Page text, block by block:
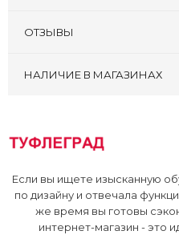
ОТЗЫВЫ
Оставьте первый
НАЛИЧИЕ В МАГАЗИНАХ
Если вы ищете изысканную
по дизайну и отвечала
же время вы готовы
интернет-магазин - это